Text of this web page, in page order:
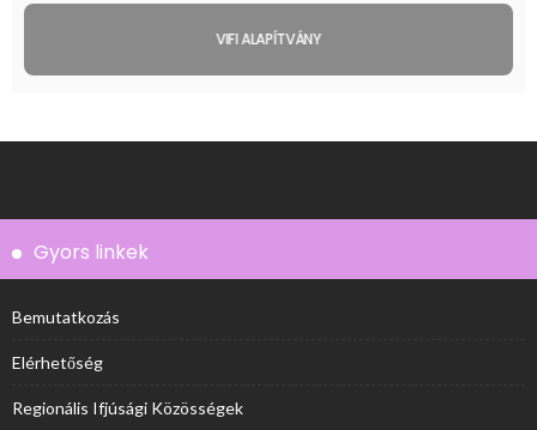
VIFI ALAPÍTVÁNY
Gyors linkek
Bemutatkozás
Elérhetőség
Regionális Ifjúsági Közösségek